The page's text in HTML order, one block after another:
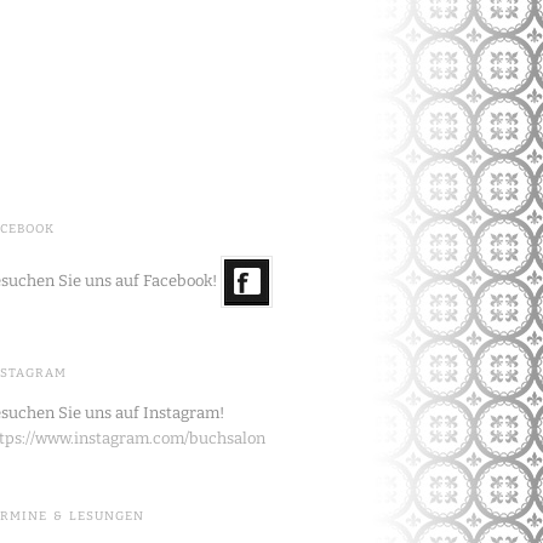
Sie uns auf Facebook!
Sie uns auf Instagram!
www.instagram.com/buchsalon
& LESUNGEN